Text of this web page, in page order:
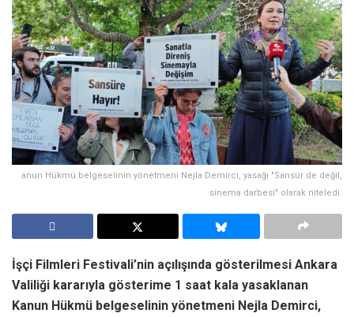
anun Hükmü belgeselinin yönetmeni Nejla Demirci, yasağı "Sansür de değil,
sinema darbesi" olarak niteledi.
İşçi Filmleri Festivali’nin açılışında gösterilmesi Ankara
Valiliği kararıyla gösterime 1 saat kala yasaklanan
Kanun Hükmü belgeselinin yönetmeni Nejla Demirci,